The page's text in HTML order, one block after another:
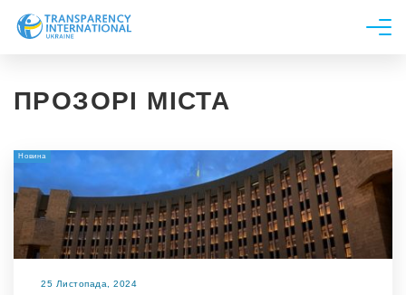
Новини
Долучитися
ПРОЗОРІ МІСТА
Новина
25 Листопада, 2024